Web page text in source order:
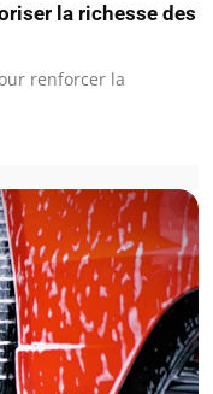
la richesse des
renforcer la